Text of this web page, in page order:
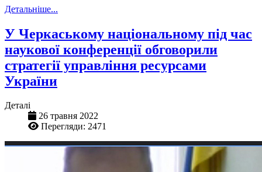
Детальніше...
У Черкаському національному під час
наукової конференції обговорили
стратегії управління ресурсами
України
Деталі
26 травня 2022
Перегляди: 2471